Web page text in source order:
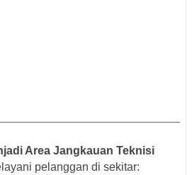
Area Jangkauan Teknisi
pelanggan di sekitar: